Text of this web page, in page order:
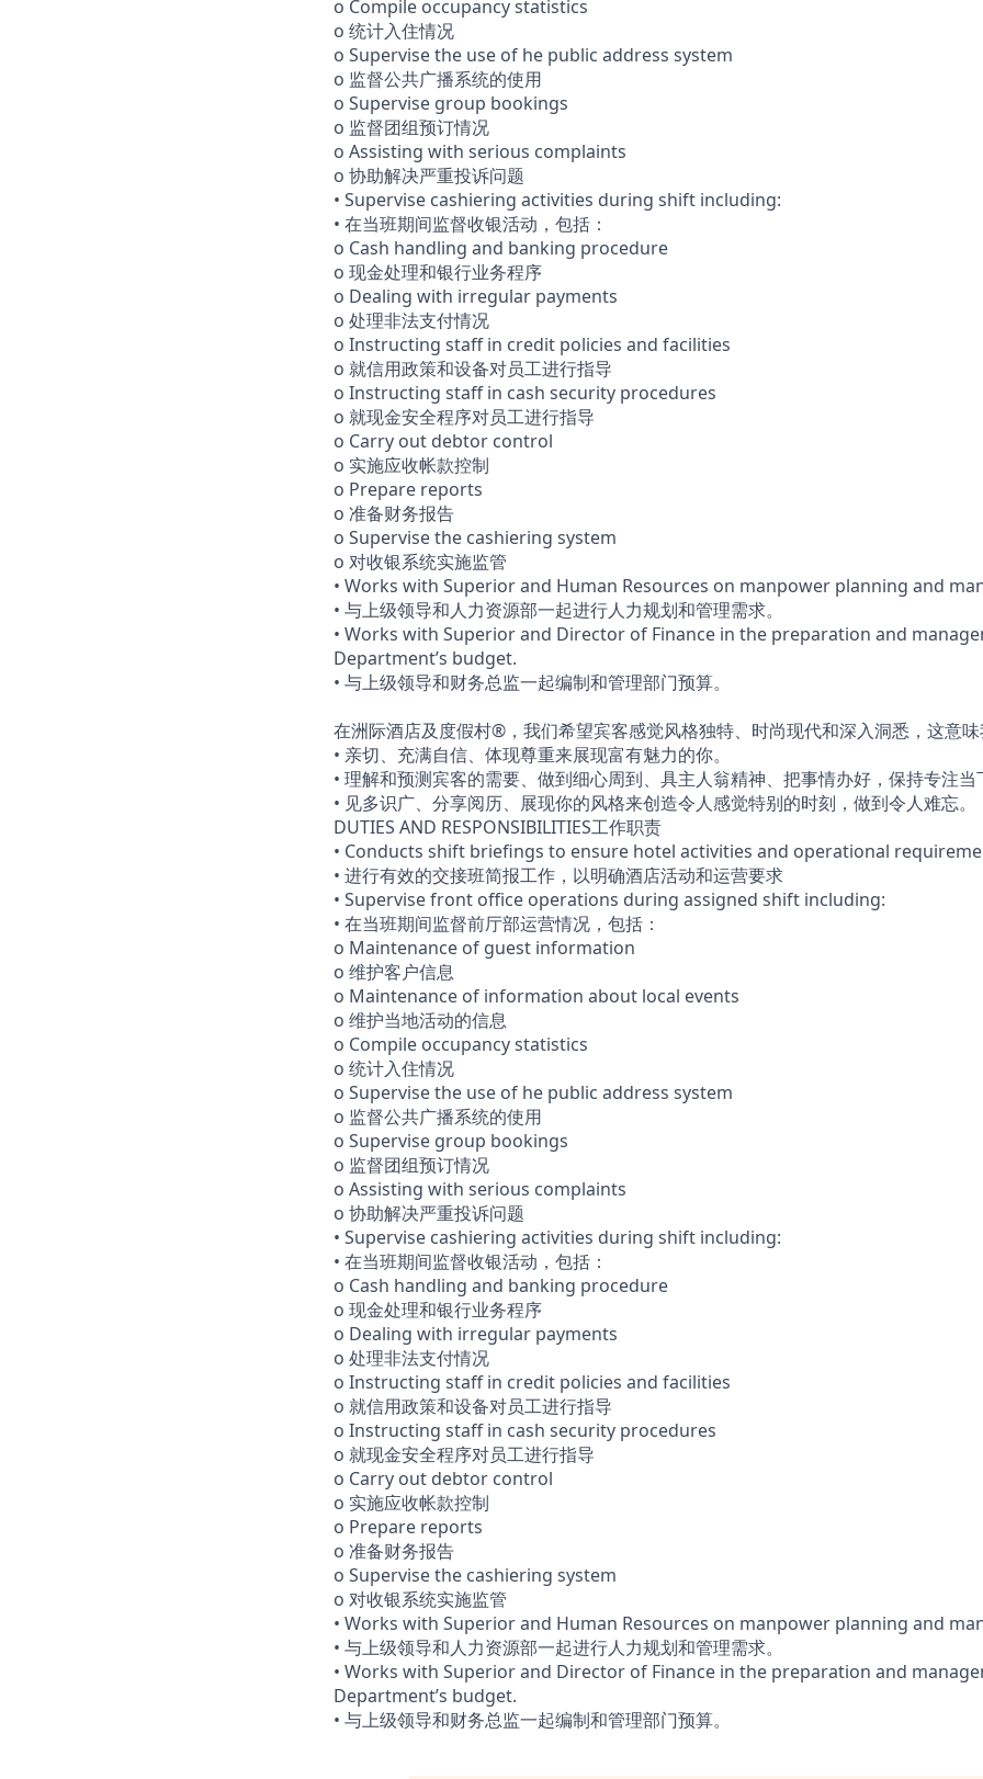
o Compile occupancy statistics
o 统计入住情况
o Supervise the use of he public address system
o 监督公共广播系统的使用
o Supervise group bookings
o 监督团组预订情况
o Assisting with serious complaints
o 协助解决严重投诉问题
• Supervise cashiering activities during shift including:
• 在当班期间监督收银活动，包括：
o Cash handling and banking procedure
o 现金处理和银行业务程序
o Dealing with irregular payments
o 处理非法支付情况
o Instructing staff in credit policies and facilities
o 就信用政策和设备对员工进行指导
o Instructing staff in cash security procedures
o 就现金安全程序对员工进行指导
o Carry out debtor control
o 实施应收帐款控制
o Prepare reports
o 准备财务报告
o Supervise the cashiering system
o 对收银系统实施监管
• Works with Superior and Human Resources on manpower planning and
• 与上级领导和人力资源部一起进行人力规划和管理需求。
• Works with Superior and Director of Finance in the preparation and
Department’s budget.
• 与上级领导和财务总监一起编制和管理部门预算。
在洲际酒店及度假村®，我们希望宾客感觉风格独特、时尚现代和深入洞悉，这意味
• 亲切、充满自信、体现尊重来展现富有魅力的你。
• 理解和预测宾客的需要、做到细心周到、具主人翁精神、把事情办好，保持专注当
• 见多识广、分享阅历、展现你的风格来创造令人感觉特别的时刻，做到令人难忘。
DUTIES AND RESPONSIBILITIES工作职责
• Conducts shift briefings to ensure hotel activities and operational
• 进行有效的交接班简报工作，以明确酒店活动和运营要求
• Supervise front office operations during assigned shift including:
• 在当班期间监督前厅部运营情况，包括：
o Maintenance of guest information
o 维护客户信息
o Maintenance of information about local events
o 维护当地活动的信息
o Compile occupancy statistics
o 统计入住情况
o Supervise the use of he public address system
o 监督公共广播系统的使用
o Supervise group bookings
o 监督团组预订情况
o Assisting with serious complaints
o 协助解决严重投诉问题
• Supervise cashiering activities during shift including:
• 在当班期间监督收银活动，包括：
o Cash handling and banking procedure
o 现金处理和银行业务程序
o Dealing with irregular payments
o 处理非法支付情况
o Instructing staff in credit policies and facilities
o 就信用政策和设备对员工进行指导
o Instructing staff in cash security procedures
o 就现金安全程序对员工进行指导
o Carry out debtor control
o 实施应收帐款控制
o Prepare reports
o 准备财务报告
o Supervise the cashiering system
o 对收银系统实施监管
• Works with Superior and Human Resources on manpower planning and
• 与上级领导和人力资源部一起进行人力规划和管理需求。
• Works with Superior and Director of Finance in the preparation and
Department’s budget.
• 与上级领导和财务总监一起编制和管理部门预算。